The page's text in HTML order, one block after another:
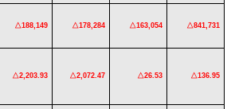
△188,149 △178,284 △163,054 △841,731
△2,203.93 △2,072.47 △26.53 △136.95